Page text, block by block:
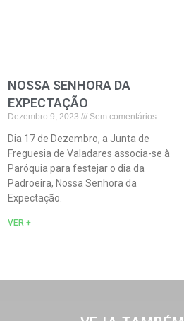
NOSSA SENHORA DA
EXPECTAÇÃO
Dezembro 9, 2023 Sem comentários
Dia 17 de Dezembro, a Junta de
Freguesia de Valadares associa-se à
Paróquia para festejar o dia da
Padroeira, Nossa Senhora da
Expectação.
VER +